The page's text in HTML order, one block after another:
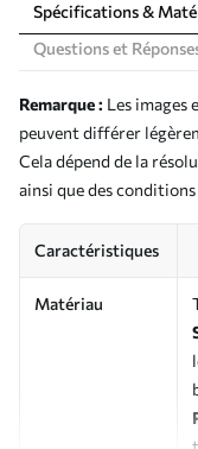
Spécifications &
Questions et
Remarque : Les images
peuvent différer
Cela dépend de la
ainsi que des
Caractéristiques
Matériau